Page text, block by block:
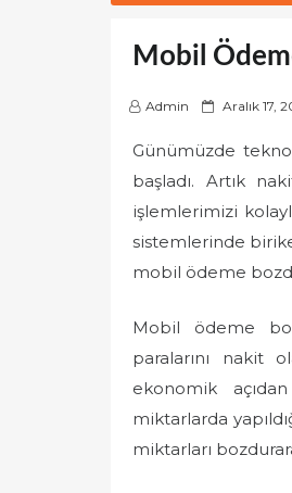
Mobil
Admin
P
s
t
o
n
Aralık 17,
Günümüzde
başladı. Artık
işlemlerimizi
sistemlerinde
mobil ödeme
Mobil ödeme
paralarını nakit
ekonomik
miktarlarda
miktarları